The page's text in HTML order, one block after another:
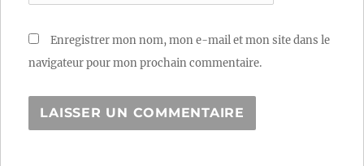
Enregistrer mon nom, mon e-mail et mon site dans le
navigateur pour mon prochain commentaire.